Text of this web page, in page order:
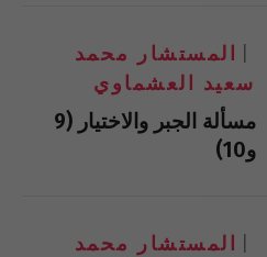
المستشار محمد
سعيد العشماوي
مسألة الجبر والاختيار (9
و10)
المستشار محمد